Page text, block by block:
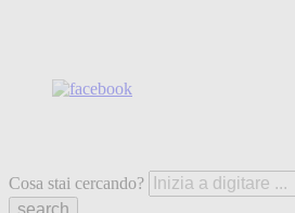
Cosa stai cercando?